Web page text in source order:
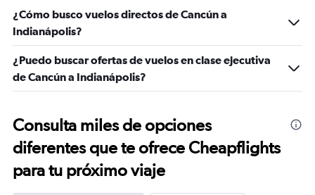
0
to
1.2.
¿Cómo busco vuelos directos de Cancún a
Indianápolis?
¿Puedo buscar ofertas de vuelos en clase ejecutiva
de Cancún a Indianápolis?
Consulta miles de opciones
diferentes que te ofrece Cheapflights
para tu próximo viaje